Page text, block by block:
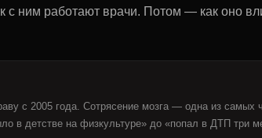
с ним работают врачи. Потом — как оно
с 2005 года. Сотрясение мозга — одна из самых
в детстве на физкультуре» до «попал в ДТП три